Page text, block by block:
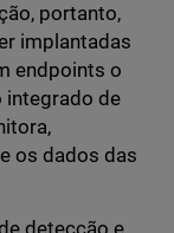
portanto,
implantadas
endpoints o
integrado de
os dados das